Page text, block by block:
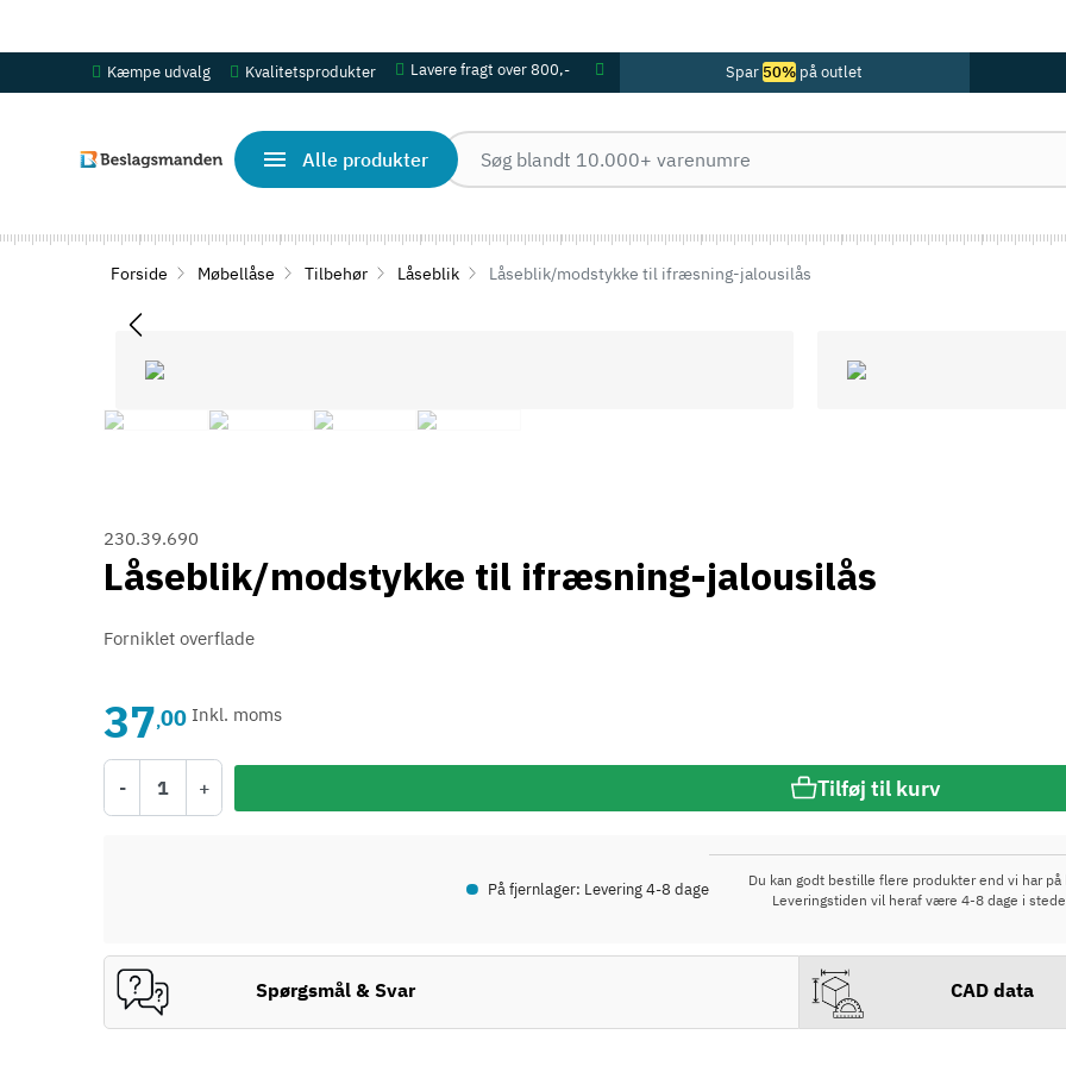
Kæmpe udvalg Kvalitetsprodukter Lavere fragt over 800,- Spar 50% på outlet
Alle produkter
Forside Møbellåse Tilbehør Låseblik Låseblik/modstykke til ifræsning-jalousilås
230.39.690
Låseblik/modstykke til ifræsning-jalousilås
Forniklet overflade
37,00 Inkl. moms
- + Tilføj til kurv
• På fjernlager: Levering 4-8 dage
Du kan godt bestille flere produkter end vi har på
Leveringstiden vil heraf være 4-8 dage i
Spørgsmål & Svar CAD data